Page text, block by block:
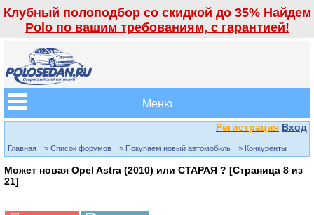
Клубный полоподбор со скидкой до 35% Найдем
Polo по вашим требованиям, с гарантией!
Меню
Регистрация Вход
Главная » Список форумов » Покупаем новый автомобиль » Конкуренты
Может новая Opel Astra (2010) или СТАРАЯ ? [Страница 8 из
21]